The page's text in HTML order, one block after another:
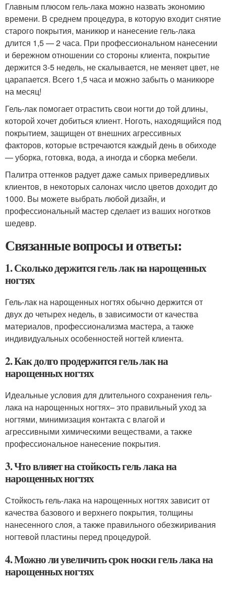
Главным плюсом гель-лака можно назвать экономию
времени. В среднем процедура, в которую входит снятие
старого покрытия, маникюр и нанесение гель-лака
длится 1,5 — 2 часа. При профессиональном нанесении
и бережном отношении со стороны клиента, покрытие
держится 3-5 недель, не скалывается, не меняет цвет, не
царапается. Всего 1,5 часа и можно забыть о маникюре
на месяц!
Гель-лак помогает отрастить свои ногти до той длины,
которой хочет добиться клиент. Ноготь, находящийся под
покрытием, защищен от внешних агрессивных
факторов, которые встречаются каждый день в обиходе
— уборка, готовка, вода, а иногда и сборка мебели.
Палитра оттенков радует даже самых привередливых
клиентов, в некоторых салонах число цветов доходит до
1000. Вы можете выбрать любой дизайн, и
профессиональный мастер сделает из ваших ноготков
шедевр.
Связанные вопросы и ответы:
1. Сколько держится гель лак на нарощенных
ногтях
Гель-лак на нарощенных ногтях обычно держится от
двух до четырех недель, в зависимости от качества
материалов, профессионализма мастера, а также
индивидуальных особенностей ногтей клиента.
2. Как долго продержится гель лак на
нарощенных ногтях
Идеальные условия для длительного сохранения гель-
лака на нарощенных ногтях– это правильный уход за
ногтями, минимизация контакта с влагой и
агрессивными химическими веществами, а также
профессиональное нанесение покрытия.
3. Что влияет на стойкость гель лака на
нарощенных ногтях
Стойкость гель-лака на нарощенных ногтях зависит от
качества базового и верхнего покрытия, толщины
нанесенного слоя, а также правильного обезжиривания
ногтевой пластины перед процедурой.
4. Можно ли увеличить срок носки гель лака на
нарощенных ногтях